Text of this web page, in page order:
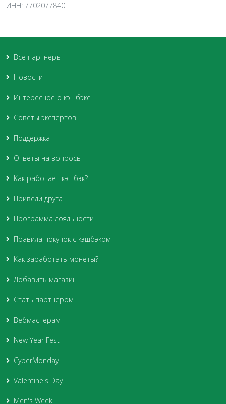
ИНН: 7702077840
Все партнеры
Новости
Интересное о кэшбэке
Советы экспертов
Поддержка
Ответы на вопросы
Как работает кэшбэк?
Приведи друга
Программа лояльности
Правила покупок с кэшбэком
Как заработать монеты?
Добавить магазин
Стать партнером
Вебмастерам
New Year Fest
CyberMonday
Valentine's Day
Men's Week